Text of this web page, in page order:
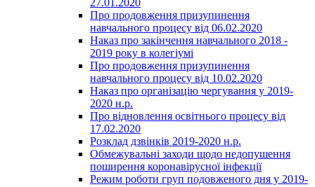
Про продовження призупинення
навчального процесу від 06.02.2020
Наказ про закінчення навчального 2018 -
2019 року в колегіумі
Про продовження призупинення
навчального процесу від 10.02.2020
Наказ про організацію чергування у 2019-
2020 н.р.
Про відновлення освітнього процесу від
17.02.2020
Розклад дзвінків 2019-2020 н.р.
Обмежувальні заходи щодо недопушення
поширення коронавірусної інфекції
Режим роботи груп подовженого дня у 2019-